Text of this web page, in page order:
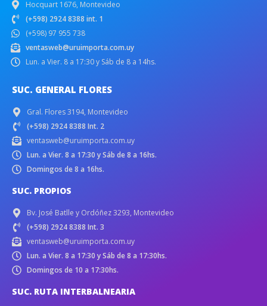
Hocquart 1676, Montevideo
(+598) 2924 8388 int. 1
(+598) 97 955 738
ventasweb@uruimporta.com.uy
Lun. a Vier. 8 a 17:30 y Sáb de 8 a 14hs.
SUC. GENERAL FLORES
Gral. Flores 3194, Montevideo
(+598) 2924 8388 Int. 2
ventasweb@uruimporta.com.uy
Lun. a Vier. 8 a 17:30 y Sáb de 8 a 16hs.
Domingos de 8 a 16hs.
SUC. PROPIOS
Bv. José Batlle y Ordóñez 3293, Montevideo
(+598) 2924 8388 Int. 3
ventasweb@uruimporta.com.uy
Lun. a Vier. 8 a 17:30 y Sáb de 8 a 17:30hs.
Domingos de 10 a 17:30hs.
SUC. RUTA INTERBALNEARIA